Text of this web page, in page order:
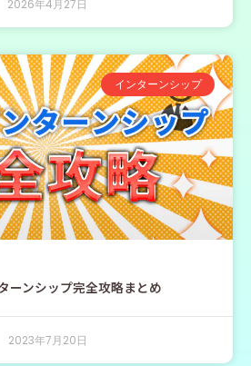
2026年4月27日
インターンシップ
ーンシップ完全攻略まとめ
2023年7月20日